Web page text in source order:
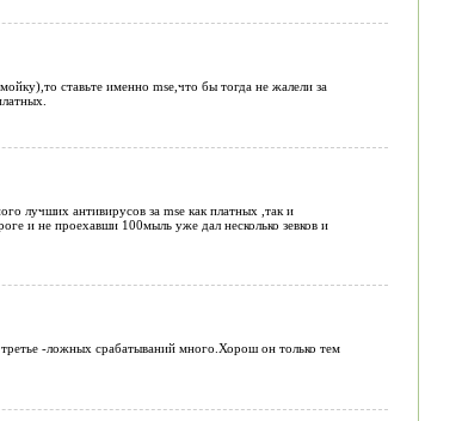
ставьте именно mse,что бы тогда не жалели за
лучших антивирусов за mse как платных ,так и
и не проехавши 100мыль уже дал несколько зевков и
-ложных срабатываний много.Хорош он только тем